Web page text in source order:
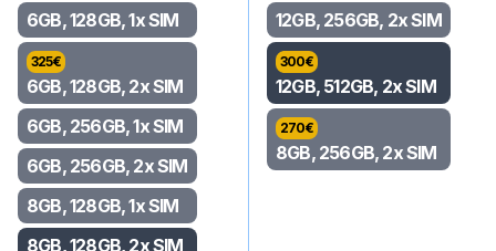
6GB, 128GB, 1x SIM
325€
6GB, 128GB, 2x SIM
6GB, 256GB, 1x SIM
6GB, 256GB, 2x SIM
8GB, 128GB, 1x SIM
8GB, 128GB, 2x SIM
12GB, 256GB, 2x SIM
300€
12GB, 512GB, 2x SIM
270€
8GB, 256GB, 2x SIM